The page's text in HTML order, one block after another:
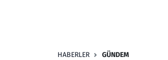
HABERLER GÜNDEM